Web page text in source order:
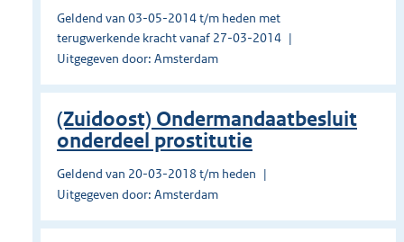
Geldend van 03-05-2014 t/m heden met
terugwerkende kracht vanaf 27-03-2014
Uitgegeven door: Amsterdam
(Zuidoost) Ondermandaatbesluit
onderdeel prostitutie
Geldend van 20-03-2018 t/m heden
Uitgegeven door: Amsterdam